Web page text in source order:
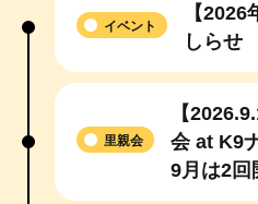
【
しらせ
イベント
【
会 at K9
9月は2回
里親会